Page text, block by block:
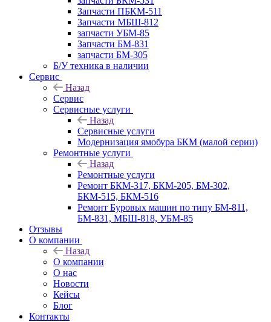
Запчасти ПБКМ-511
Запчасти МБШ-812
запчасти УБМ-85
Запчасти БМ-831
запчасти БМ-305
Б/У техника в наличии
Сервис
Назад
Сервис
Сервисные услуги
Назад
Сервисные услуги
Модернизация ямобура БКМ (малой серии)
Ремонтные услуги
Назад
Ремонтные услуги
Ремонт БКМ-317, БКМ-205, БМ-302,
БКМ-515, БКМ-516
Ремонт Буровых машин по типу БМ-811,
БМ-831, МБШ-818, УБМ-85
Отзывы
О компании
Назад
О компании
О нас
Новости
Кейсы
Блог
Контакты